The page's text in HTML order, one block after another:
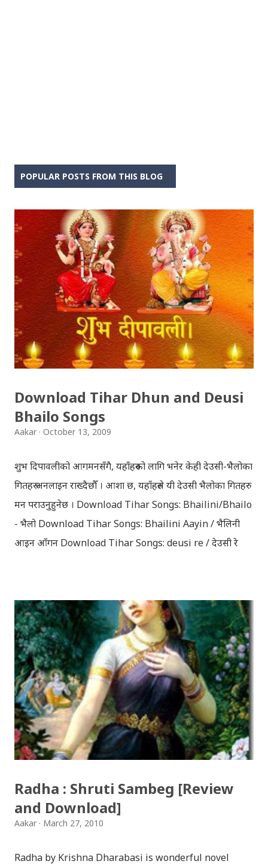
POPULAR POSTS FROM THIS BLOG
Download Tihar Dhun and Deusi
Bhailo Songs
Aakar October 13, 2009
शुभ दिपावलीको आगमनसँगै, यहाँहरुको लागि भनेर केही देउसी-भैलोका
गितहरु अनलाइन राख्दैछौँ । आशा छ, यहाँहरुले यी देउसी भैलोका गितहरु
मन पराउनुहुनेछ । Download Tihar Songs: Bhailini/Bhailo
- भैलो Download Tihar Songs: Bhailini Aayin / भैलिनी
आइन आँगन Download Tihar Songs: deusi re / देउसी रे
sanjh ko / दियो बाली साँझ को Download: Tihar Dhun
(Deusi,Bhailo)/ तिहार धुन(देउसी भैलो)- सुरसुधा नोट: यी अपलोड
गरिएका गितसंगितहरु व्यावसायिक प्रायोजनको लागि प्रयोग नगर्न आग्रह
गर्दछौँ । इन्टरनेटमा भेटिएका गितहरुलाई हामीले यहाँ एकै ठाउँमा
सजिलोको लागि राखिदिएको मात्र हौँ । तपाई यदि यी गित संगितको
सर्जक हुनुहुन्छ र गित संगित यहाँबाट हटाउनुपर्ने भए जानकारी
गराउनुहोला । फेरी एकपटक शुभ दिपावलीको हार्दिक मंगलमय
शुभकामना व्यक्त गर्दछौँ ।
Radha : Shruti Sambeg [Review
and Download]
Aakar March 27, 2010
Radha by Krishna Dharabasi is wonderful novel